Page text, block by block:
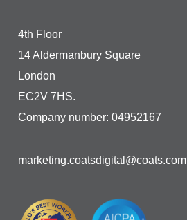
4th Floor
14 Aldermanbury Square
London
EC2V 7HS.
Company number: 04952167
marketing.coatsdigital@coats.com